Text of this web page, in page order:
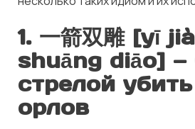
1. 一箭双雕 [yī
shuāng diāo] —
стрелой
орлов